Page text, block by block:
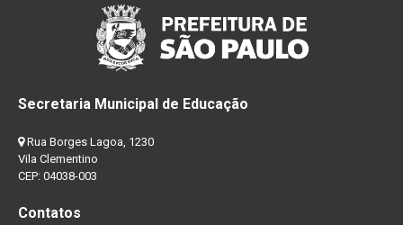
Secretaria Municipal de Educação
Rua Borges Lagoa, 1230
Vila Clementino
CEP: 04038-003
Contatos